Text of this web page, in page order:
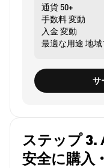
通貨 50+
手数料変動
入金 変動
最適な用途 地
サ
ステップ 3.
安全に購入